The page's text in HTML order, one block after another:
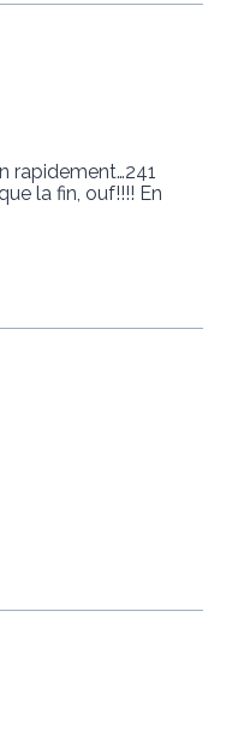
rapidement…241
la fin, ouf!!!! En